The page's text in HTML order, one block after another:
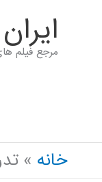
مرجع فیلم
خانه